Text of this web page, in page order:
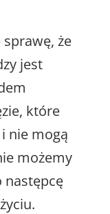
że
jest
które
nie mogą
możemy
następcę